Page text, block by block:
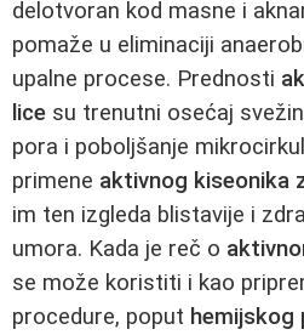
delotvoran kod masne i
pomaže u eliminaciji
upalne procese. Prednosti
lice su trenutni osećaj
pora i poboljšanje
primene aktivnog kiseonika
im ten izgleda blistavije i
umora. Kada je reč o
se može koristiti i kao
procedure, poput hemijskog